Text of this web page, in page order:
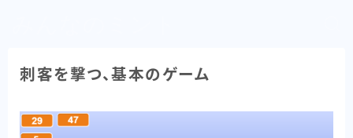
刺客を撃つ、基本のゲーム